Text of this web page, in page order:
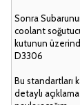
Sonra
coolant
kutunun
D3306
Bu standartları
detaylı